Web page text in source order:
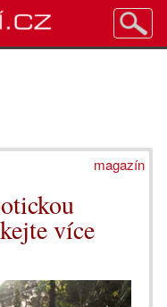
magazín
více